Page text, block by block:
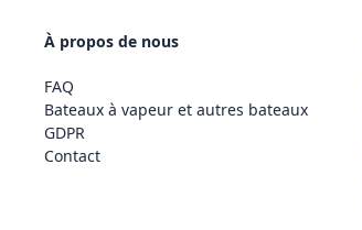
À propos de nous
FAQ
Bateaux à vapeur et autres bateaux
GDPR
Contact